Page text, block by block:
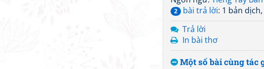
2 bài trả lời: 1 bản
Trả lời
In bài thơ
Một số bài cùng tác